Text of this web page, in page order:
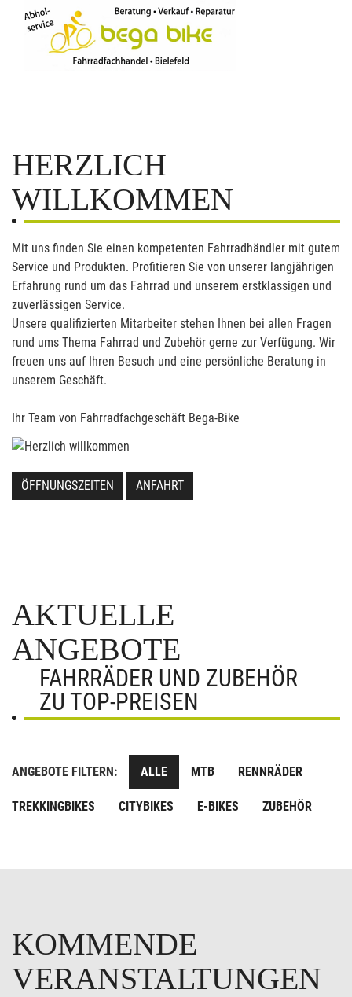
HERZLICH
WILLKOMMEN
Mit uns finden Sie einen kompetenten Fahrradhändler mit gutem
Service und Produkten. Profitieren Sie von unserer langjährigen
Erfahrung rund um das Fahrrad und unserem erstklassigen und
zuverlässigen Service.
Unsere qualifizierten Mitarbeiter stehen Ihnen bei allen Fragen
rund ums Thema Fahrrad und Zubehör gerne zur Verfügung. Wir
freuen uns auf Ihren Besuch und eine persönliche Beratung in
unserem Geschäft.
Ihr Team von Fahrradfachgeschäft Bega-Bike
ÖFFNUNGSZEITEN ANFAHRT
AKTUELLE
ANGEBOTE
FAHRRÄDER UND ZUBEHÖR
ZU TOP-PREISEN
ANGEBOTE FILTERN: ALLE MTB RENNRÄDER
TREKKINGBIKES CITYBIKES E-BIKES ZUBEHÖR
KOMMENDE
VERANSTALTUNGEN